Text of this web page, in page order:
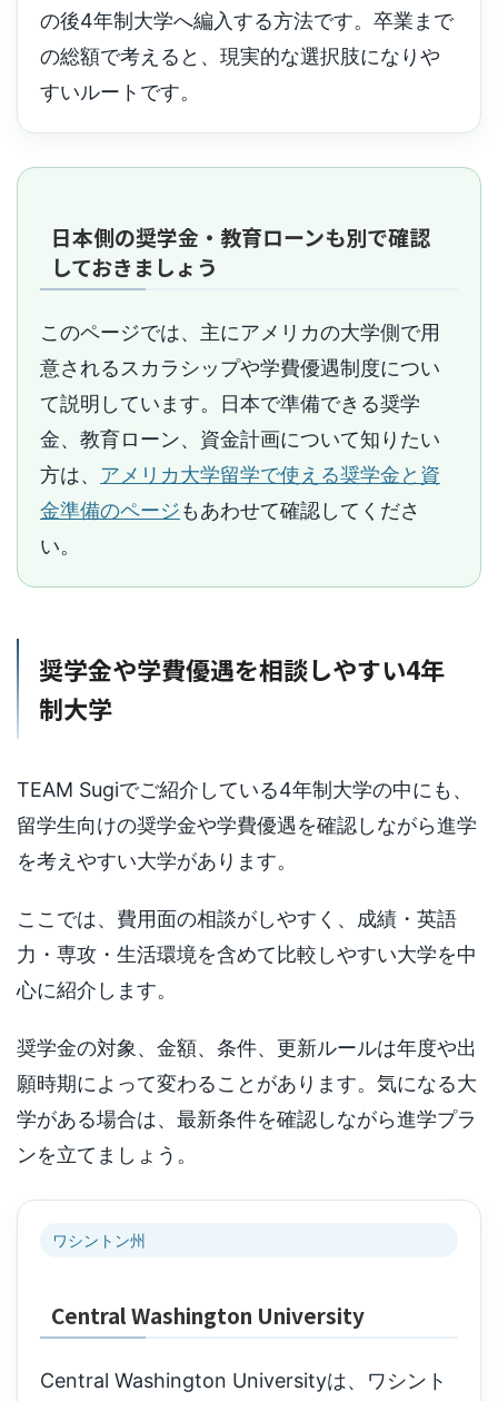
の後4年制大学へ編入する方法です。卒業まで
の総額で考えると、現実的な選択肢になりや
すいルートです。
日本側の奨学金・教育ローンも別で確認
しておきましょう
このページでは、主にアメリカの大学側で用
意されるスカラシップや学費優遇制度につい
て説明しています。日本で準備できる奨学
金、教育ローン、資金計画について知りたい
方は、 アメリカ大学留学で使える奨学金と資
金準備のページもあわせて確認してくださ
い。
奨学金や学費優遇を相談しやすい4年
制大学
TEAM Sugiでご紹介している4年制大学の中にも、
留学生向けの奨学金や学費優遇を確認しながら進学
を考えやすい大学があります。
ここでは、費用面の相談がしやすく、成績・英語
力・専攻・生活環境を含めて比較しやすい大学を中
心に紹介します。
奨学金の対象、金額、条件、更新ルールは年度や出
願時期によって変わることがあります。気になる大
学がある場合は、最新条件を確認しながら進学プラ
ンを立てましょう。
ワシントン州
Central Washington University
Central Washington Universityは、ワシント